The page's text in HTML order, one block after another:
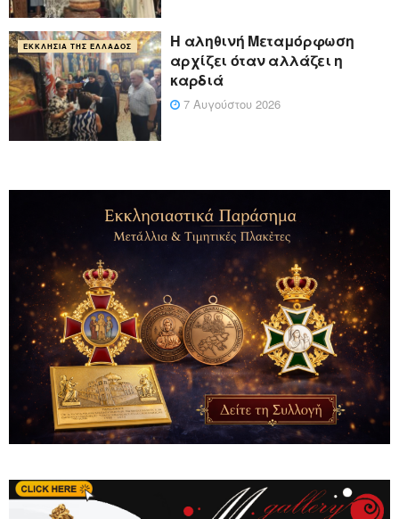
ΕΚΚΛΗΣΊΑ ΤΗΣ ΕΛΛΆΔΟΣ
Η αληθινή Μεταμόρφωση
αρχίζει όταν αλλάζει η
καρδιά
7 Αυγούστου 2026